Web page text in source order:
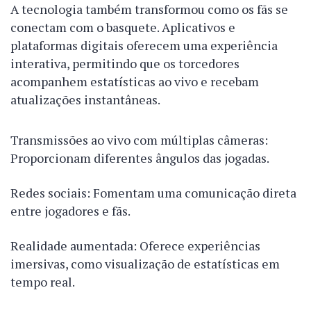
A tecnologia também transformou como os fãs se
conectam com o basquete. Aplicativos e
plataformas digitais oferecem uma experiência
interativa, permitindo que os torcedores
acompanhem estatísticas ao vivo e recebam
atualizações instantâneas.
Transmissões ao vivo com múltiplas câmeras:
Proporcionam diferentes ângulos das jogadas.
Redes sociais: Fomentam uma comunicação direta
entre jogadores e fãs.
Realidade aumentada: Oferece experiências
imersivas, como visualização de estatísticas em
tempo real.